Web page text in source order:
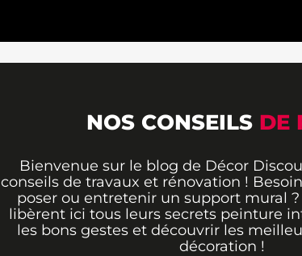
NOS CONSEILS DE
Bienvenue sur le blog de Décor
conseils de travaux et rénovation !
poser ou entretenir un support mural
libèrent ici tous leurs secrets peinture
les bons gestes et découvrir les
décoration !